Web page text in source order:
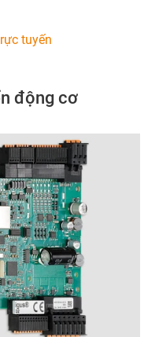
tuyến
động cơ